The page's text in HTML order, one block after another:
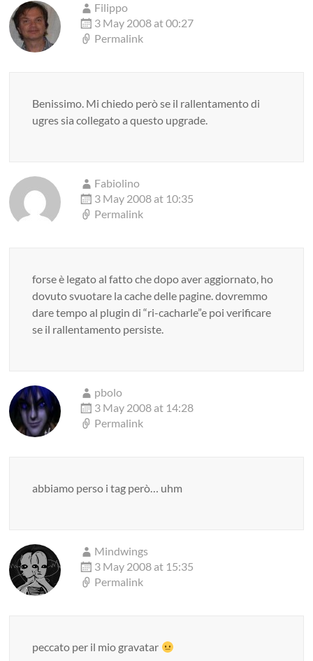
Filippo
3 May 2008 at 00:27
Permalink
Benissimo. Mi chiedo però se il rallentamento di
ugres sia collegato a questo upgrade.
Fabiolino
3 May 2008 at 10:35
Permalink
forse è legato al fatto che dopo aver aggiornato, ho
dovuto svuotare la cache delle pagine. dovremmo
dare tempo al plugin di “ri-cacharle”e poi verificare
se il rallentamento persiste.
pbolo
3 May 2008 at 14:28
Permalink
abbiamo perso i tag però… uhm
Mindwings
3 May 2008 at 15:35
Permalink
peccato per il mio gravatar